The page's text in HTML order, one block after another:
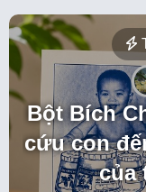
Bột Bích
cứu con
của